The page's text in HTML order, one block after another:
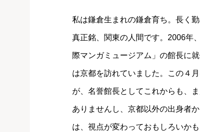
私は鎌倉生まれの鎌倉育ち。長く
真正銘、関東の人間です。2006年
際マンガミュージアム」の館長に
は京都を訪れていました。この４
が、名誉館長としてこれからも、
ありませんし、京都以外の出身者
は、視点が変わっておもしろいか